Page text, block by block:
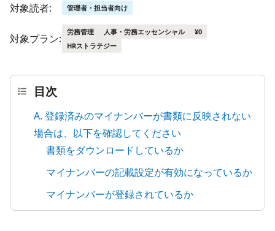
対象読者: 管理者・担当者向け
対象プラン:
労務管理 人事・労務エッセンシャル
¥0
HRストラテジー
目次
A. 登録済みのマイナンバーが書類に反映されない
場合は、以下を確認してください
書類をダウンロードしているか
マイナンバーの記載設定が有効になっているか
マイナンバーが登録されているか